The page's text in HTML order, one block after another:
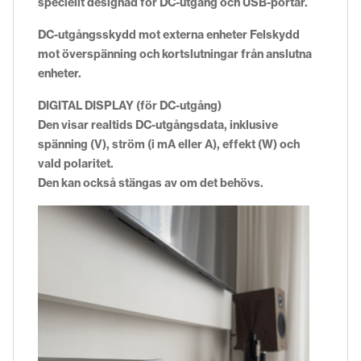
DC-utgångsskydd mot externa enheter Felskydd
mot överspänning och kortslutningar från anslutna
enheter.
DIGITAL DISPLAY (för DC-utgång)
Den visar realtids DC-utgångsdata, inklusive
spänning (V), ström (i mA eller A), effekt (W) och
vald polaritet.
Den kan också stängas av om det behövs.